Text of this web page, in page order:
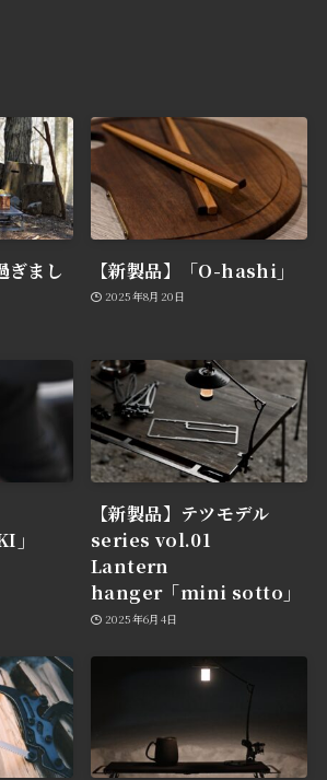
まし
【新製品】「O-hashi」
2025年8月20日
【新製品】テツモデル
series vol.01
Lantern
hanger「mini sotto」
2025年6月4日